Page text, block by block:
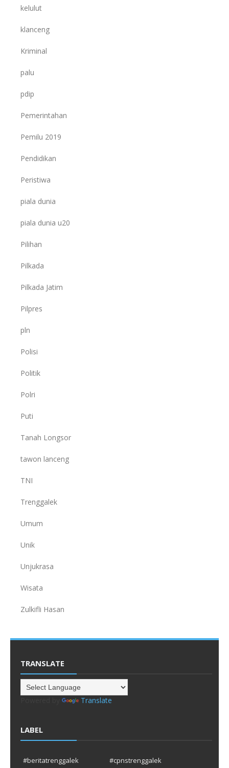
kelulut
klanceng
Kriminal
palu
pdip
Pemerintahan
Pemilu 2019
Pendidikan
Peristiwa
piala dunia
piala dunia u20
Pilihan
Pilkada
Pilkada Jatim
Pilpres
pln
Polisi
Politik
Polri
Puti
Tanah Longsor
tawon lanceng
TNI
Trenggalek
Umum
Unik
Unjukrasa
Wisata
Zulkifli Hasan
TRANSLATE
Translate
LABEL
#beritatrenggalek
#cpnstrenggalek